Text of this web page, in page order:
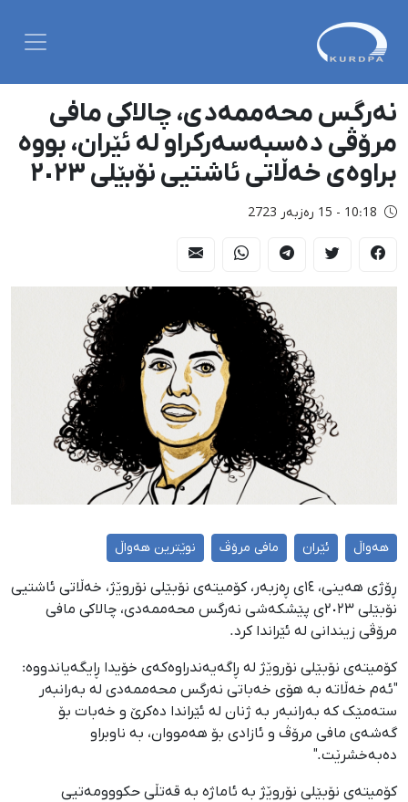
نەرگس محەممەدی، چالاکی مافی
مرۆڤی دەسبەسەرکراو لە ئێران، بووە
براوەی خەڵاتی ئاشتیی نۆبێلی ٢٠٢٣
10:18 - 15 رەزبەر 2723
هەواڵ ئێران مافی مرۆڤ نوێترین هەواڵ
ڕۆژی هەینی، ١٤ی ڕەزبەر، کۆمیتەی نۆبێلی نۆروێژ، خەڵاتی ئاشتیی
نۆبێلی ٢٠٢٣ی پێشکەشی نەرگس محەممەدی، چالاکی مافی
مرۆڤی زیندانی لە ئێراندا کرد.
کۆمیتەی نۆبێلی نۆروێژ لە ڕاگەیەندراوەکەی خۆیدا ڕایگەیاندووە:
"ئەم خەڵاتە بە هۆی خەباتی نەرگس محەممەدی لە بەرانبەر
ستەمێک کە بەرانبەر بە ژنان لە ئێراندا دەکرێ و خەبات بۆ
گەشەی مافی مرۆڤ و ئازادی بۆ هەمووان، بە ناوبراو
دەبەخشرێت."
کۆمیتەی نۆبێلی نۆروێژ بە ئاماژە بە قەتڵی حکووومەتیی